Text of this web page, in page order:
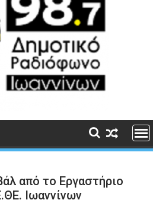
από το Εργαστήριο
Ιωαννίνων